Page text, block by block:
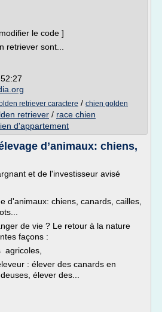
le code ]
retriever sont...
retriever caractere / chien golden
retriever / race chien
d'appartement
d’animaux: chiens,
et de l'investisseur avisé
d'animaux: chiens, canards, cailles,
de vie ? Le retour à la nature
façons :
agricoles,
: élever des canards en
élever des...